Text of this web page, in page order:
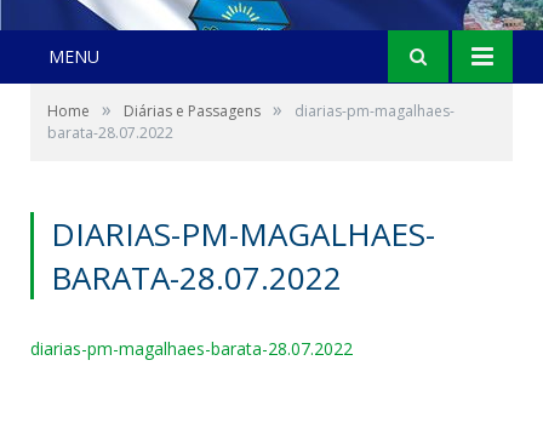
MENU
Home » Diárias e Passagens »
diarias-pm-magalhaes-
barata-28.07.2022
DIARIAS-PM-MAGALHAES-
BARATA-28.07.2022
diarias-pm-magalhaes-barata-28.07.2022